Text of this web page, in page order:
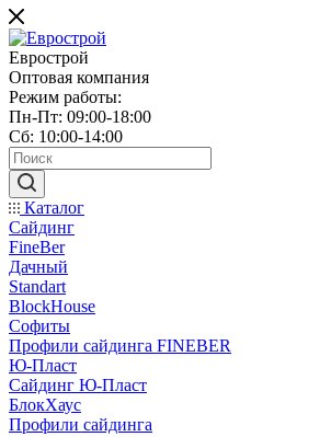
Еврострой
Оптовая компания
Режим работы:
Пн-Пт: 09:00-18:00
Сб: 10:00-14:00
Каталог
Сайдинг
FineBer
Дачный
Standart
BlockHouse
Софиты
Профили сайдинга FINEBER
Ю-Пласт
Сайдинг Ю-Пласт
БлокХаус
Профили сайдинга